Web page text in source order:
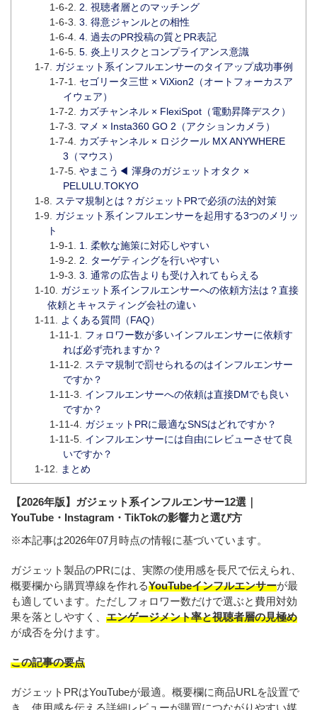
2. 視聴者層とのマッチング
3. 得意ジャンルとの相性
4. 過去のPR投稿の質とPR表記
5. 炎上リスクとコンプライアンス意識
ガジェット系インフルエンサーのタイアップ成功事例
セゴリータ三世 × ViXion2（オートフォーカスア
イウェア）
カズチャンネル × FlexiSpot（電動昇降デスク）
マメ × Insta360 GO 2（アクションカメラ）
カズチャンネル × ロジクール MX ANYWHERE
3（マウス）
やまこう◀︎ 渾身のガジェットオタク ×
PELULU.TOKYO
ステマ規制とは？ガジェットPRで必須の法的対策
ガジェット系インフルエンサーを起用する3つのメリッ
ト
1. 柔軟な施策に対応しやすい
2. ターゲティングを行いやすい
3. 通常の広告よりも受け入れてもらえる
ガジェット系インフルエンサーへの依頼方法は？直接
依頼とキャスティング会社の違い
よくある質問（FAQ）
フォロワー数が多いインフルエンサーに依頼す
れば必ず売れますか？
ステマ規制で罰せられるのはインフルエンサー
ですか？
インフルエンサーへの依頼は直接DMでも良い
ですか？
ガジェットPRに最適なSNSはどれですか？
インフルエンサーには自由にレビューさせて良
いですか？
まとめ
【2026年版】ガジェット系インフルエンサー12選｜
YouTube・Instagram・TikTokの影響力と選び方
※本記事は2026年07月時点の情報に基づいています。
ガジェット製品のPRには、実際の使用感を長尺で伝えられ、
概要欄から購買導線を作れるYouTubeインフルエンサーが最
も適しています。ただしフォロワー数だけで選ぶと費用対効
果を落としやすく、 エンゲージメント率と視聴者層の見極め
が成否を分けます。
この記事の要点
ガジェットPRはYouTubeが最適。概要欄に商品URLを設置で
き、使用感を伝える詳細レビューが購買につながりやすい媒